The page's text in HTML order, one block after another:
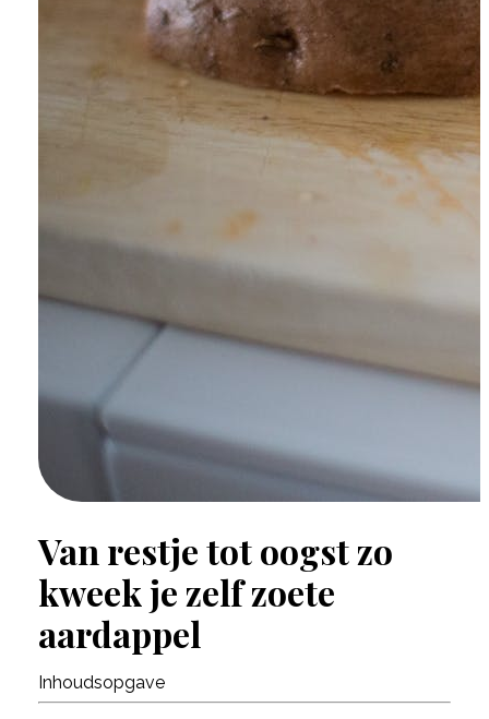
Van restje tot oogst zo
kweek je zelf zoete
aardappel
Inhoudsopgave